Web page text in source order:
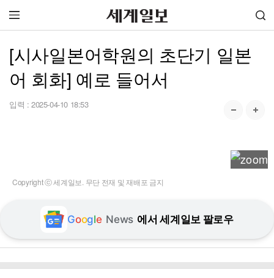
[시사일본어학원의 초단기 일본
어 회화] 예로 들어서
입력 : 2025-04-10 18:53
Copyright ⓒ 세계일보. 무단 전재 및 재배포 금지
Google News 에서 세계일보 팔로우